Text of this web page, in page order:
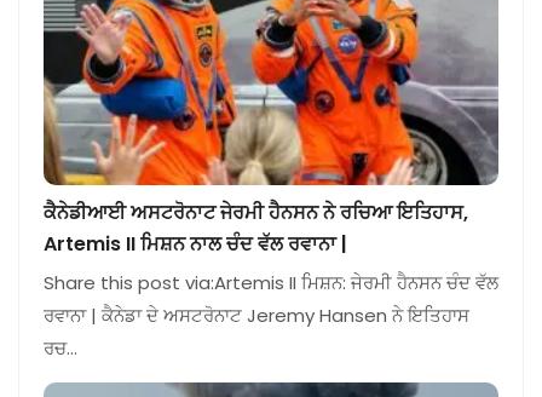
ਕੈਨੇਡੀਆਈ ਅਸਟਰੋਨਾਟ ਜੇਰਮੀ ਹੈਨਸਨ ਨੇ ਰਚਿਆ ਇਤਿਹਾਸ,
Artemis II ਮਿਸ਼ਨ ਨਾਲ ਚੰਦ ਵੱਲ ਰਵਾਨਾ |
Share this post via:Artemis II ਮਿਸ਼ਨ: ਜੇਰਮੀ ਹੈਨਸਨ ਚੰਦ ਵੱਲ
ਰਵਾਨਾ | ਕੈਨੇਡਾ ਦੇ ਅਸਟਰੋਨਾਟ Jeremy Hansen ਨੇ ਇਤਿਹਾਸ
ਰਚ…